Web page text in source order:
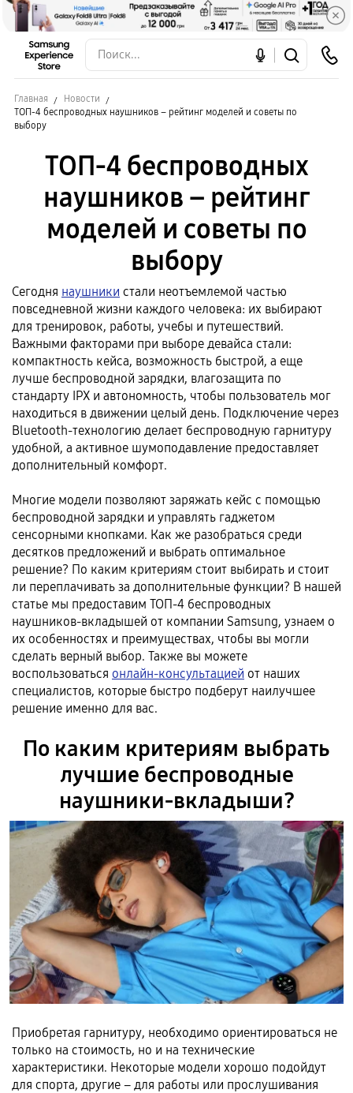
Главная
Новости
ТОП-4 беспроводных наушников – рейтинг моделей и советы по
выбору
ТОП-4 беспроводных
наушников – рейтинг
моделей и советы по
выбору
Сегодня наушники стали неотъемлемой частью
повседневной жизни каждого человека: их выбирают
для тренировок, работы, учебы и путешествий.
Важными факторами при выборе девайса стали:
компактность кейса, возможность быстрой, а еще
лучше беспроводной зарядки, влагозащита по
стандарту IPХ и автономность, чтобы пользователь мог
находиться в движении целый день. Подключение через
Bluetooth-технологию делает беспроводную гарнитуру
удобной, а активное шумоподавление предоставляет
дополнительный комфорт.
Многие модели позволяют заряжать кейс с помощью
беспроводной зарядки и управлять гаджетом
сенсорными кнопками. Как же разобраться среди
десятков предложений и выбрать оптимальное
решение? По каким критериям стоит выбирать и стоит
ли переплачивать за дополнительные функции? В нашей
статье мы предоставим ТОП-4 беспроводных
наушников-вкладышей от компании Samsung, узнаем о
их особенностях и преимуществах, чтобы вы могли
сделать верный выбор. Также вы можете
воспользоваться онлайн-консультацией от наших
специалистов, которые быстро подберут наилучшее
решение именно для вас.
По каким критериям выбрать
лучшие беспроводные
наушники-вкладыши?
Приобретая гарнитуру, необходимо ориентироваться не
только на стоимость, но и на технические
характеристики. Некоторые модели хорошо подойдут
для спорта, другие – для работы или прослушивания